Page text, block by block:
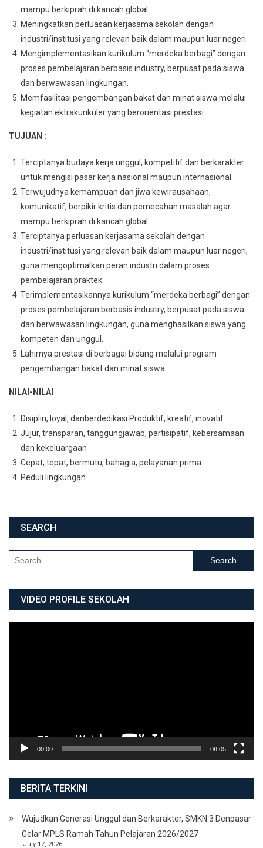
mampu berkiprah di kancah global.
Meningkatkan perluasan kerjasama sekolah dengan
industri/institusi yang relevan baik dalam maupun luar negeri.
Mengimplementasikan kurikulum “merdeka berbagi” dengan
proses pembelajaran berbasis industry, berpusat pada siswa
dan berwawasan lingkungan.
Memfasilitasi pengembangan bakat dan minat siswa melalui
kegiatan ektrakurikuler yang berorientasi prestasi.
TUJUAN :
Terciptanya budaya kerja unggul, kompetitif dan berkarakter
untuk mengisi pasar kerja nasional maupun internasional.
Terwujudnya kemampuan dan jiwa kewirausahaan,
komunikatif, berpikir kritis dan pemecahan masalah agar
mampu berkiprah di kancah global.
Terciptanya perluasan kerjasama sekolah dengan
industri/institusi yang relevan baik dalam maupun luar negeri,
guna mengoptimalkan peran industri dalam proses
pembelajaran praktek.
Terimplementasikannya kurikulum “merdeka berbagi” dengan
proses pembelajaran berbasis industry, berpusat pada siswa
dan berwawasan lingkungan, guna menghasilkan siswa yang
kompeten dan unggul.
Lahirnya prestasi di berbagai bidang melalui program
pengembangan bakat dan minat siswa.
NILAI-NILAI
Disiplin, loyal, danberdedikasi Produktif, kreatif, inovatif
Jujur, transparan, tanggungjawab, partisipatif, kebersamaan
dan kekeluargaan
Cepat, tepat, bermutu, bahagia, pelayanan prima
Peduli lingkungan
SEARCH
Search for:
VIDEO PROFILE SEKOLAH
00:00 08:05
BERITA TERKINI
Wujudkan Generasi Unggul dan Berkarakter, SMKN 3 Denpasar
Gelar MPLS Ramah Tahun Pelajaran 2026/2027
July 17, 2026